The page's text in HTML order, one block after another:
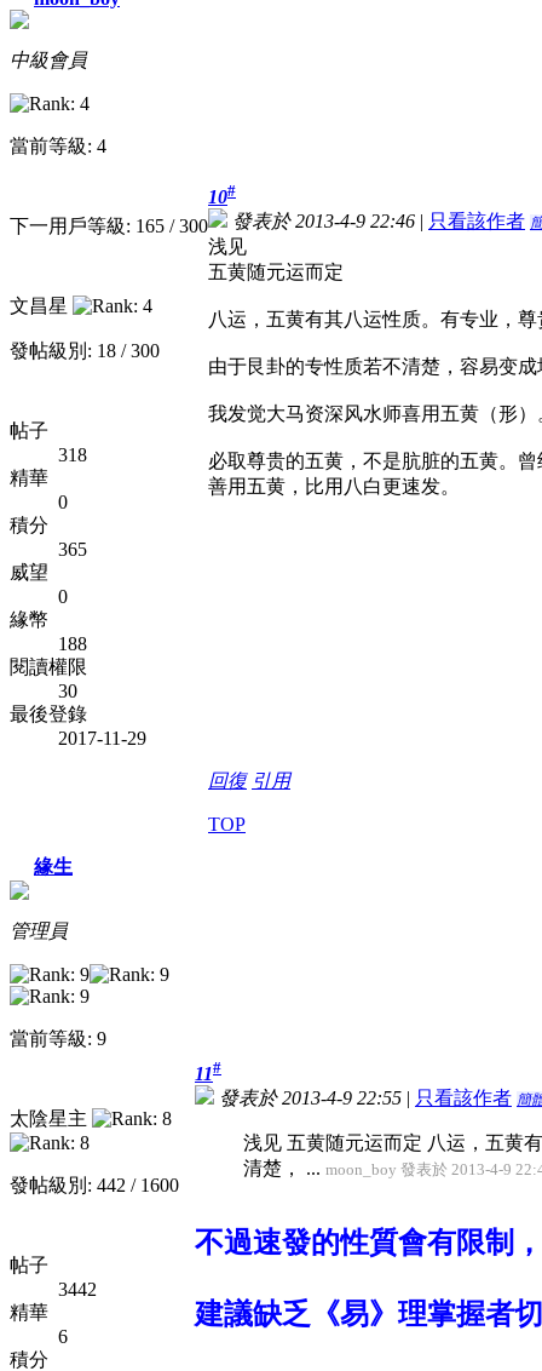
中級會員
當前等級: 4
下一用戶等級: 165 / 300
文昌星
發帖級別: 18 / 300
帖子
318
精華
0
積分
365
威望
0
緣幣
188
閱讀權限
30
最後登錄
2017-11-29
10#
發表於 2013-4-9 22:46 | 只看該作者
浅见
五黄随元运而定
八运，五黄有其八运性质。有专业，
由于艮卦的专性质若不清楚，容易变
我发觉大马资深风水师喜用五黄（形
必取尊贵的五黄，不是肮脏的五黄。
善用五黄，比用八白更速发。
回復 引用
TOP
緣生
管理員
當前等級: 9
太陰星主
發帖級別: 442 / 1600
帖子
3442
精華
6
積分
11#
發表於 2013-4-9 22:55 | 只看該作者 簡
浅见 五黄随元运而定 八运，五黄
清楚， ... moon_boy 發表於 2013-4-9
不過速發的性質會有限制
建議缺乏《易》理掌握者